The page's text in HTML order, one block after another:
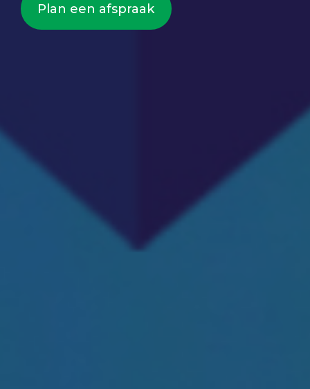
Plan een afspraak